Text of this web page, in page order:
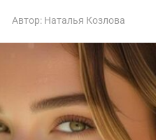
Автор: Наталья Козлова